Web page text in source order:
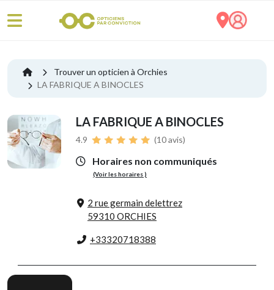
Trouver un opticien à Orchies
LA FABRIQUE A BINOCLES
LA FABRIQUE A BINOCLES
4.9 (10 avis)
Horaires non communiqués
(Voir les horaires )
2 rue germain delettrez
59310 ORCHIES
+33320718388